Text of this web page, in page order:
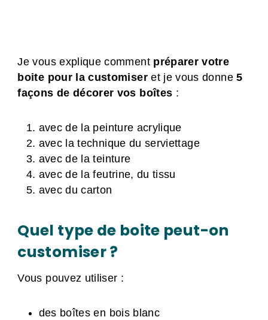
Je vous explique commentpréparer votre
boite pour la customiseret je vous donne5
façons de décorer vos boîtes :
avec de la peinture acrylique
avec la technique du serviettage
avec de la teinture
avec de la feutrine, du tissu
avec du carton
Quel type de boite peut-on
customiser ?
Vous pouvez utiliser :
des boîtes en bois blanc